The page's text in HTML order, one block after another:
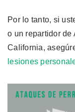
Por lo tanto, si
o un repartidor de
California,
lesiones